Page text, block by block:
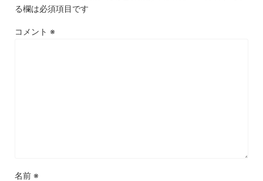
る欄は必須項目です
コメント ※
名前 ※